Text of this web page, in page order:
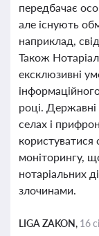
передбачає
але існують
наприклад,
Також
ексклюзивні
році. Державні
селах і
користуватися
моніторингу,
нотаріальних
злочинами.
LIGA ZAKON, 16